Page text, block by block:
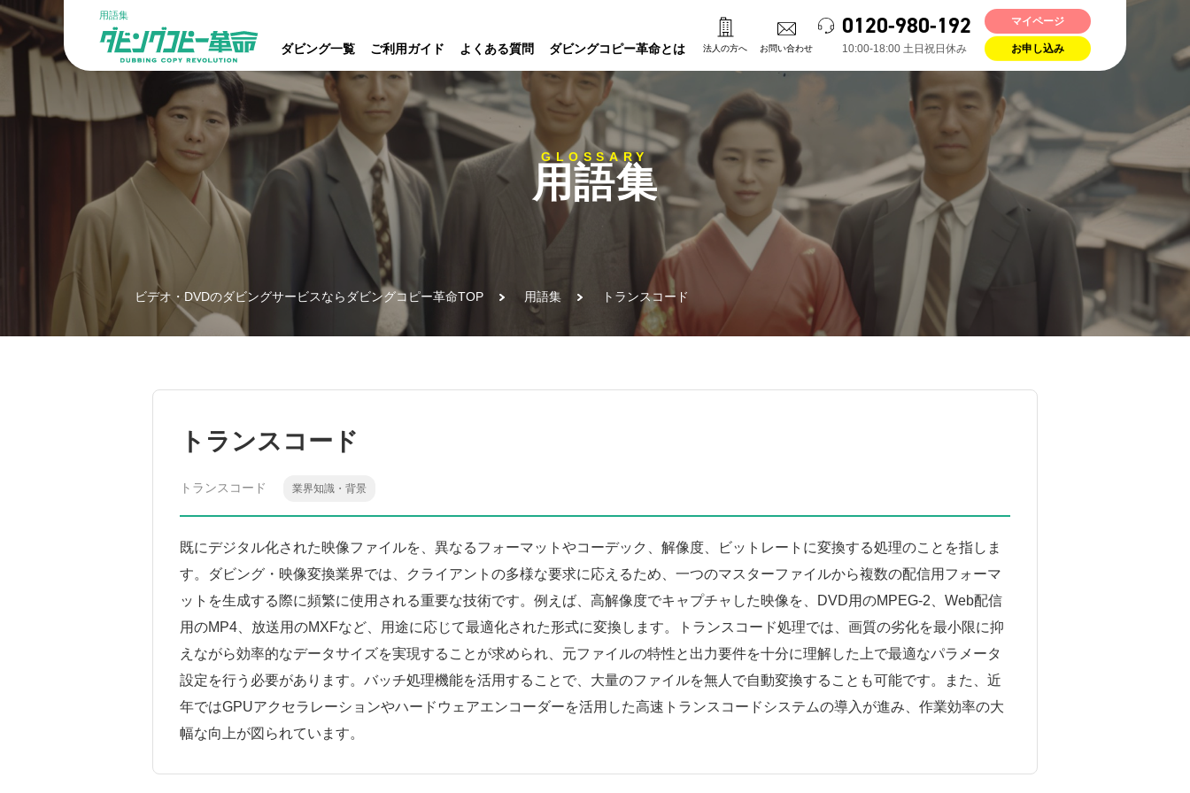
用語集 0120-980-192
10:00-18:00 ⼟⽇祝⽇休み
マイページ
お申し込み
ダビング一覧 ご利用ガイド よくある質問 ダビングコピー革命とは 法人の方へ お問い合わせ
GLOSSARY
用語集
ビデオ・DVDのダビングサービスならダビングコピー革命TOP 用語集 トランスコード
トランスコード
トランスコード 業界知識・背景
既にデジタル化された映像ファイルを、異なるフォーマットやコーデック、解像度、ビットレートに変換する処理のことを指しま
す。ダビング・映像変換業界では、クライアントの多様な要求に応えるため、一つのマスターファイルから複数の配信用フォーマ
ットを生成する際に頻繁に使用される重要な技術です。例えば、高解像度でキャプチャした映像を、DVD用のMPEG-2、Web配信
用のMP4、放送用のMXFなど、用途に応じて最適化された形式に変換します。トランスコード処理では、画質の劣化を最小限に抑
えながら効率的なデータサイズを実現することが求められ、元ファイルの特性と出力要件を十分に理解した上で最適なパラメータ
設定を行う必要があります。バッチ処理機能を活用することで、大量のファイルを無人で自動変換することも可能です。また、近
年ではGPUアクセラレーションやハードウェアエンコーダーを活用した高速トランスコードシステムの導入が進み、作業効率の大
幅な向上が図られています。